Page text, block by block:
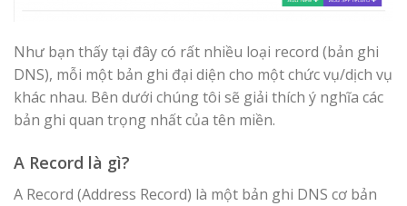
Như bạn thấy tại đây có rất nhiều loại record (bản ghi
DNS), mỗi một bản ghi đại diện cho một chức vụ/dịch vụ
khác nhau. Bên dưới chúng tôi sẽ giải thích ý nghĩa các
bản ghi quan trọng nhất của tên miền.
A Record là gì?
A Record (Address Record) là một bản ghi DNS cơ bản